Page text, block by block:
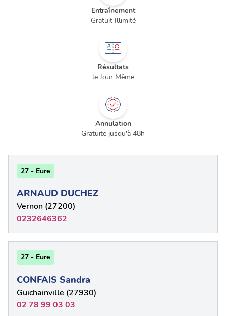
Entraînement
Gratuit Illimité
Résultats
le Jour Même
Annulation
Gratuite jusqu'à 48h
27 - Eure
ARNAUD DUCHEZ
Vernon (27200)
0232646362
27 - Eure
CONFAIS Sandra
Guichainville (27930)
02 78 99 03 03